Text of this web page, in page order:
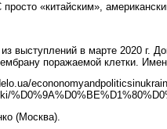
«китайским»,
выступлений в марте 2020 г.
поражаемой клетки.
(Москва).